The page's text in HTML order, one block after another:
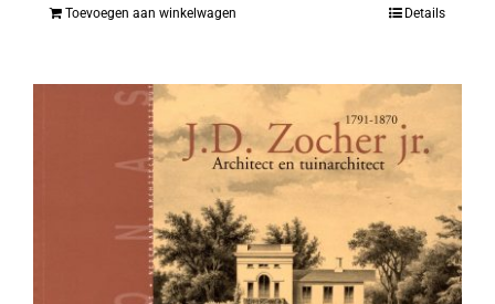
Toevoegen aan winkelwagen Details